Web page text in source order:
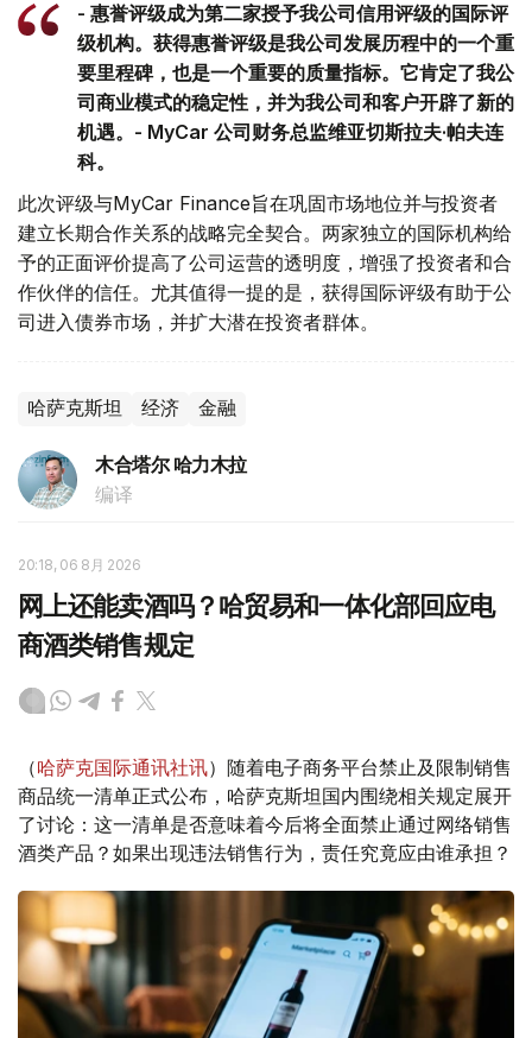
- 惠誉评级成为第二家授予我公司信用评级的国际评
级机构。获得惠誉评级是我公司发展历程中的一个重
要里程碑，也是一个重要的质量指标。它肯定了我公
司商业模式的稳定性，并为我公司和客户开辟了新的
机遇。- MyCar 公司财务总监维亚切斯拉夫·帕夫连
科。
此次评级与MyCar Finance旨在巩固市场地位并与投资者
建立长期合作关系的战略完全契合。两家独立的国际机构给
予的正面评价提高了公司运营的透明度，增强了投资者和合
作伙伴的信任。尤其值得一提的是，获得国际评级有助于公
司进入债券市场，并扩大潜在投资者群体。
哈萨克斯坦 经济 金融
木合塔尔 哈力木拉
编译
20:18, 06 8月 2026
网上还能卖酒吗？哈贸易和一体化部回应电
商酒类销售规定
（哈萨克国际通讯社讯）随着电子商务平台禁止及限制销售
商品统一清单正式公布，哈萨克斯坦国内围绕相关规定展开
了讨论：这一清单是否意味着今后将全面禁止通过网络销售
酒类产品？如果出现违法销售行为，责任究竟应由谁承担？